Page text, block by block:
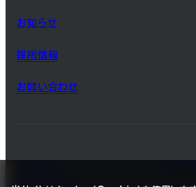
お知らせ
採用情報
お問い合わせ